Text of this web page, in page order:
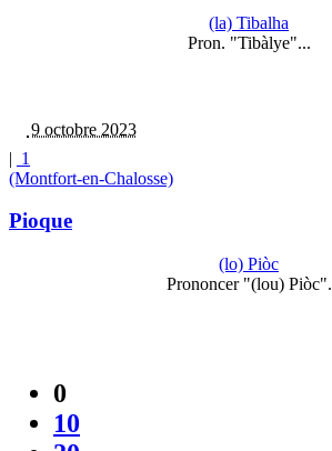
(la) Tibalha
Pron. "Tibàlye"...
9 octobre 2023
| 1
(Montfort-en-Chalosse)
Pioque
(lo) Piòc
Prononcer "(lou) Piòc".
0
10